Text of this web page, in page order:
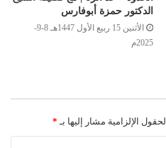
الدكتور حمزة أبوفارس
الأثنين 15 ربيع الأول 1447هـ 8-9-
2025م
الحقول الإلزامية مشار إليها بـ *